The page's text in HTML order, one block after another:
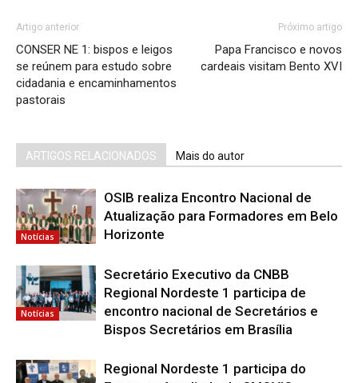
Artigo anterior
CONSER NE 1: bispos e leigos
se reúnem para estudo sobre
cidadania e encaminhamentos
pastorais
Próximo artigo
Papa Francisco e novos
cardeais visitam Bento XVI
ARTIGOS RELACIONADOS Mais do autor
Notícias
OSIB realiza Encontro Nacional de
Atualização para Formadores em Belo
Horizonte
Notícias
Secretário Executivo da CNBB
Regional Nordeste 1 participa de
encontro nacional de Secretários e
Bispos Secretários em Brasília
Regional Nordeste 1 participa do